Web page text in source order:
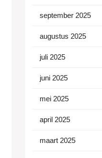
september 2025
augustus 2025
juli 2025
juni 2025
mei 2025
april 2025
maart 2025